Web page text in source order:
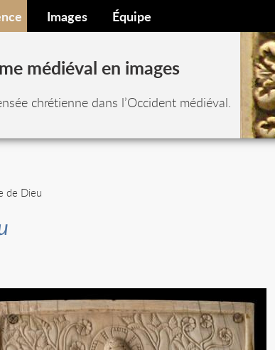
Images Équipe
médiéval en images
chrétienne dans l’Occident médiéval.
de Dieu